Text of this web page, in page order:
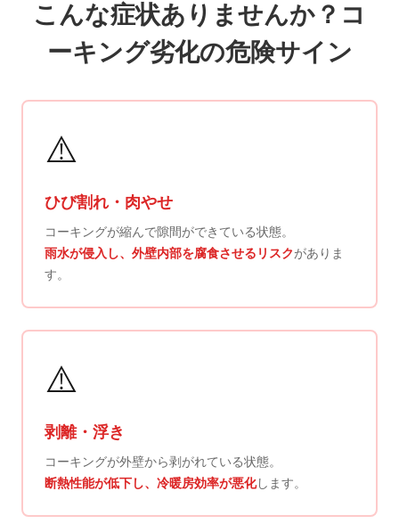
こんな症状ありませんか？コ
ーキング劣化の危険サイン
⚠️
ひび割れ・肉やせ
コーキングが縮んで隙間ができている状態。
雨水が侵入し、外壁内部を腐食させるリスクがありま
す。
⚠️
剥離・浮き
コーキングが外壁から剥がれている状態。
断熱性能が低下し、冷暖房効率が悪化します。